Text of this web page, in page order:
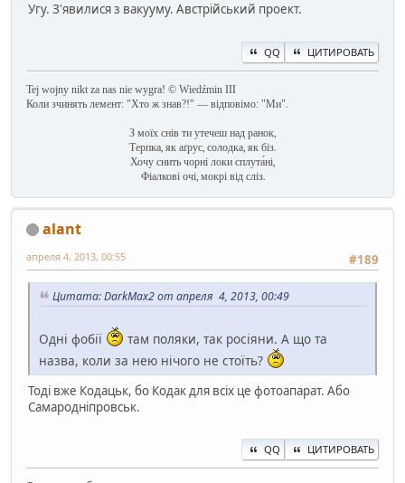
Угу. З'явилися з вакууму. Австрійський проект.
QQ ЦИТИРОВАТЬ
Tej wojny nikt za nas nie wygra! © Wiedźmin III
Коли зчинять лемент: "Хто ж знав?!" — відповімо: "Ми".
З моїх снів ти утечеш над ранок,
Терпка, як аґрус, солодка, як біз.
Хочу снить чорні локи сплута́ні,
Фіалкові очі, мокрі від сліз.
alant
#189
апреля 4, 2013, 00:55
Цитата: DarkMax2 от апреля 4, 2013, 00:49
Одні фобії
там поляки, так росіяни. А що та
назва, коли за нею нічого не стоїть?
Тоді вже Кодацьк, бо Кодак для всіх це фотоапарат. Або
Самародніпровськ.
QQ ЦИТИРОВАТЬ